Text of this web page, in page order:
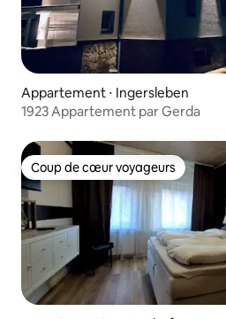
Appartement ⋅ Ingersleben
1923 Appartement par Gerda
Coup de cœur voyageurs
Coup de cœur voyageurs